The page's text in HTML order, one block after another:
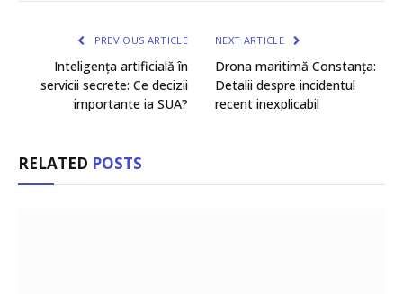
PREVIOUS ARTICLE
Inteligența artificială în
servicii secrete: Ce decizii
importante ia SUA?
NEXT ARTICLE
Drona maritimă Constanța:
Detalii despre incidentul
recent inexplicabil
RELATED POSTS